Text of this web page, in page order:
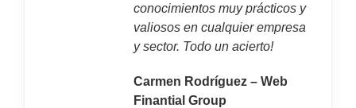
conocimientos muy prácticos y
valiosos en cualquier empresa
y sector. Todo un acierto!
Carmen Rodríguez – Web
Finantial Group